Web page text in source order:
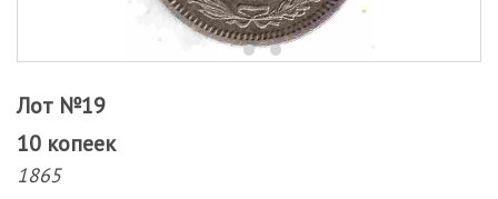
Лот №19
10 копеек
1865